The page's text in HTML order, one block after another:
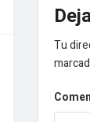
Tu